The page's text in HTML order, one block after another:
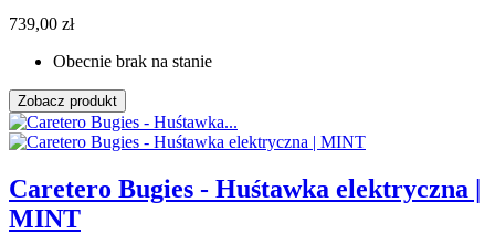
739,00 zł
Obecnie brak na stanie
Zobacz produkt
Caretero Bugies - Huśtawka elektryczna |
MINT